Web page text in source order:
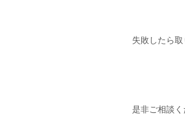
失敗したら
是非ご相談く